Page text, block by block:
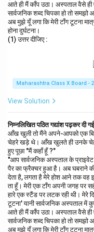
आते ही मैं काँप उठा। अस्पताल वैसे
सार्वजनिक शब्द चिपका हो तो समझो
अब मुझे यूँ लगा कि मेरी टाँग टूटना
होना दुर्घटना।
(1) उत्तर दीजिए :
Maharashtra Class X Board -
View Solution
निम्नलिखित पठित गद्यांश पढ़कर
आँख खुली तो मैंने अपने-आपको एक
चेहरे खड़े थे। आँख खुलते ही उनके
हुए पूछा "मैं कहाँ हूँ ?"
"आप सार्वजनिक अस्पताल के प्राइवेट
पैर का फ्रैक्चर हुआ है। अब घबराने
देता है, लगता है मेरे होश आने तक वह
ता हूँ। मेरी एक टाँग अपनी जगह पर
हारे एक स्टैंड पर लटक रही थी। मेरे
टूटना' यानी सार्वजनिक अस्पताल में
आते ही मैं काँप उठा। अस्पताल वैसे
सार्वजनिक शब्द चिपका हो तो समझो
अब मुझे यूँ लगा कि मेरी टाँग टूटना